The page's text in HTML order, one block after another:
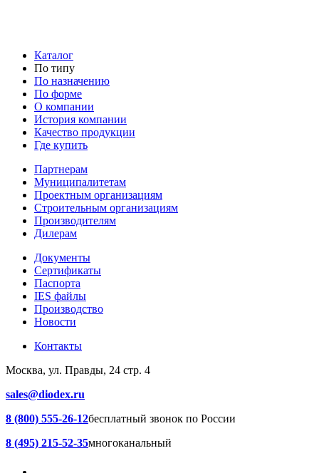
Каталог
По типу
По назначению
По форме
О компании
История компании
Качество продукции
Где купить
Партнерам
Муниципалитетам
Проектным организациям
Строительным организациям
Производителям
Дилерам
Документы
Сертификаты
Паспорта
IES файлы
Производство
Новости
Контакты
Москва, ул. Правды, 24 стр. 4
sales@diodex.ru
8 (800) 555-26-12бесплатный звонок по России
8 (495) 215-52-35многоканальный